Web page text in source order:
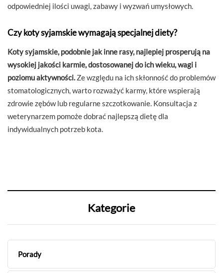
odpowiedniej ilości uwagi, zabawy i wyzwań umysłowych.
Czy koty syjamskie wymagają specjalnej diety?
Koty syjamskie, podobnie jak inne rasy, najlepiej prosperują na
wysokiej jakości karmie, dostosowanej do ich wieku, wagi i
poziomu aktywności. Ze względu na ich skłonność do problemów
stomatologicznych, warto rozważyć karmy, które wspierają
zdrowie zębów lub regularne szczotkowanie. Konsultacja z
weterynarzem pomoże dobrać najlepszą dietę dla
indywidualnych potrzeb kota.
Kategorie
Porady